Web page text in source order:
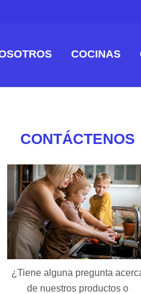
COCINAS
CONTÁCTENOS
¿Tiene alguna pregunta
de nuestros productos o